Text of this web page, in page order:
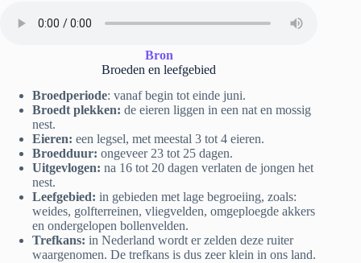
Bron
Broeden en leefgebied
Broedperiode: vanaf begin tot einde juni.
Broedt plekken: de eieren liggen in een nat en mossig
nest.
Eieren: een legsel, met meestal 3 tot 4 eieren.
Broedduur: ongeveer 23 tot 25 dagen.
Uitgevlogen: na 16 tot 20 dagen verlaten de jongen het
nest.
Leefgebied: in gebieden met lage begroeiing, zoals:
weides, golfterreinen, vliegvelden, omgeploegde akkers
en ondergelopen bollenvelden.
Trefkans: in Nederland wordt er zelden deze ruiter
waargenomen. De trefkans is dus zeer klein in ons land.